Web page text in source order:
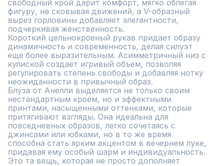
свободный крой дарит комфорт, мягко облегая
фигуру, не сковывая движений, а V-образный
вырез горловины добавляет элегантности,
подчеркивая женственность.
Короткий цельнокроеный рукав придает образу
динамичность и современность, делая силуэт
еще более выразительным. Асимметричный низ с
кулиской создает игривый объем, позволяя
регулировать степень свободы и добавляя нотку
неожиданности в привычный образ.
Блуза от Анелли выделяется не только своим
нестандартным кроем, но и эффектными
принтами, насыщенными оттенками, которые
притягивают взгляды. Она идеальна для
повседневных образов, легко сочетаясь с
джинсами или юбками, но в то же время
способна стать ярким акцентом в вечернем луке,
придавая ему особый шарм и индивидуальность.
Это та вещь, которая не просто дополняет